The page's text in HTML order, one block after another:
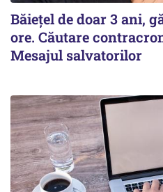
Băiețel de doar 3 ani,
ore. Căutare
Mesajul salvatorilor